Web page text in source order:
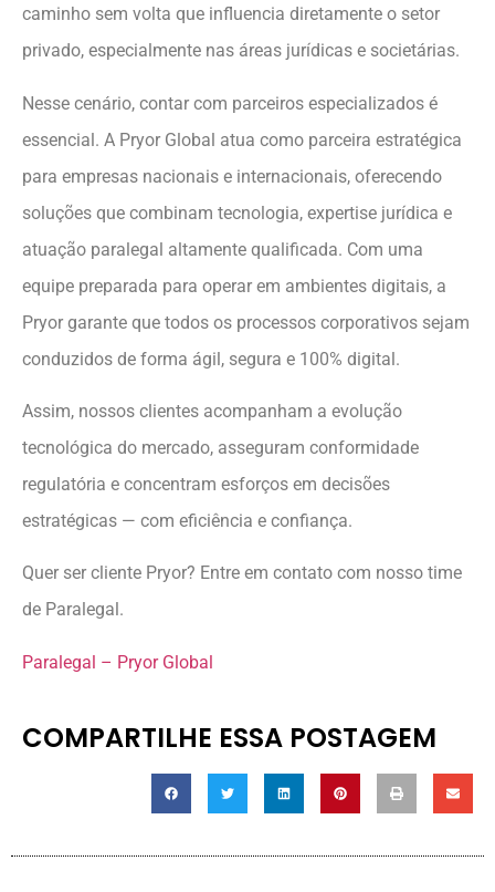
caminho sem volta que influencia diretamente o setor
privado, especialmente nas áreas jurídicas e societárias.
Nesse cenário, contar com parceiros especializados é
essencial. A Pryor Global atua como parceira estratégica
para empresas nacionais e internacionais, oferecendo
soluções que combinam tecnologia, expertise jurídica e
atuação paralegal altamente qualificada. Com uma
equipe preparada para operar em ambientes digitais, a
Pryor garante que todos os processos corporativos sejam
conduzidos de forma ágil, segura e 100% digital.
Assim, nossos clientes acompanham a evolução
tecnológica do mercado, asseguram conformidade
regulatória e concentram esforços em decisões
estratégicas — com eficiência e confiança.
Quer ser cliente Pryor? Entre em contato com nosso time
de Paralegal.
Paralegal – Pryor Global
COMPARTILHE ESSA POSTAGEM